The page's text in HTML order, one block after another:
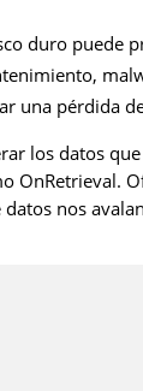
duro puede
una pérdida
los datos
OnRetrieval. O
nos